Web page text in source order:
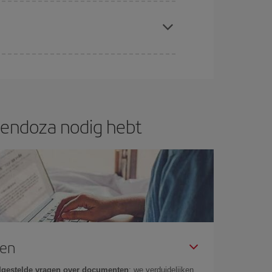
nodig hebt
vragen over documenten: we verduidelijken